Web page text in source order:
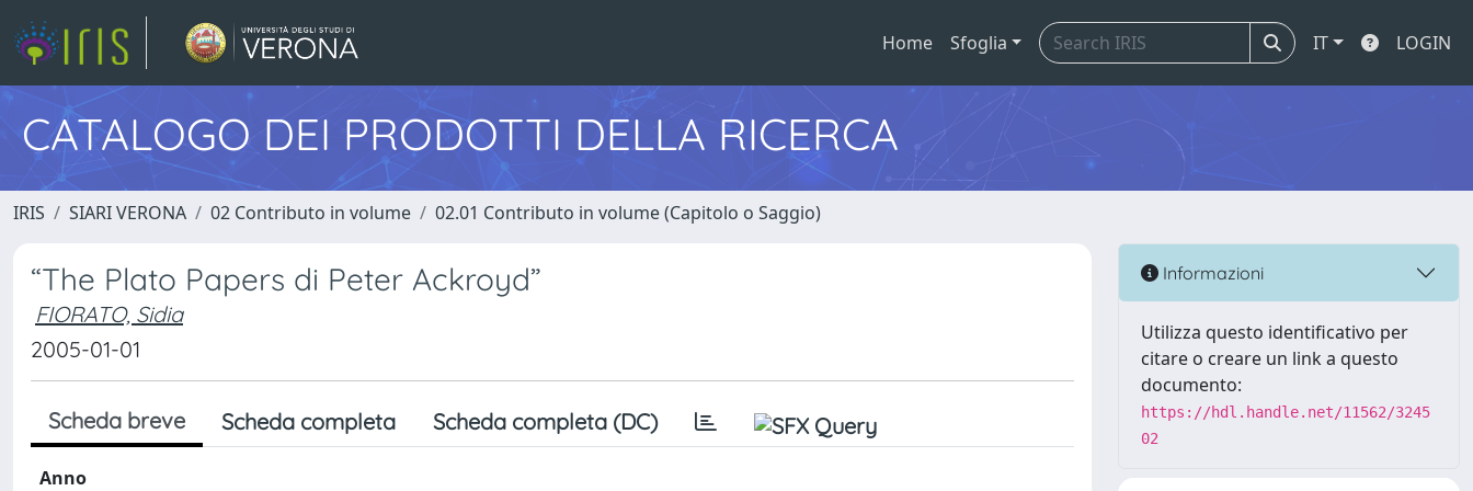
Home Sfoglia IT LOGIN
CATALOGO DEI PRODOTTI DELLA RICERCA
IRIS SIARI VERONA 02 Contributo in volume 02.01 Contributo in volume (Capitolo o Saggio)
“The Plato Papers di Peter Ackroyd”
FIORATO, Sidia
2005-01-01
Scheda breve Scheda completa Scheda completa (DC)
Anno
Informazioni
Utilizza questo identificativo per
citare o creare un link a questo
documento:
https://hdl.handle.net/11562/3245
02